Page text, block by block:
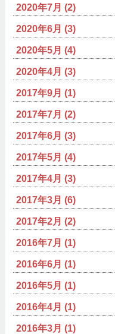
2020年7月 (2)
2020年6月 (3)
2020年5月 (4)
2020年4月 (3)
2017年9月 (1)
2017年7月 (2)
2017年6月 (3)
2017年5月 (4)
2017年4月 (3)
2017年3月 (6)
2017年2月 (2)
2016年7月 (1)
2016年6月 (1)
2016年5月 (1)
2016年4月 (1)
2016年3月 (1)